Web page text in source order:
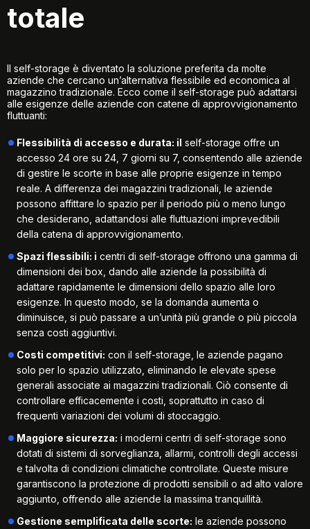
totale
Il self-storage è diventato la soluzione preferita da molte
aziende che cercano un’alternativa flessibile ed economica al
magazzino tradizionale. Ecco come il self-storage può adattarsi
alle esigenze delle aziende con catene di approvvigionamento
fluttuanti:
Flessibilità di accesso e durata: il self-storage offre un
accesso 24 ore su 24, 7 giorni su 7, consentendo alle aziende
di gestire le scorte in base alle proprie esigenze in tempo
reale. A differenza dei magazzini tradizionali, le aziende
possono affittare lo spazio per il periodo più o meno lungo
che desiderano, adattandosi alle fluttuazioni imprevedibili
della catena di approvvigionamento.
Spazi flessibili: i centri di self-storage offrono una gamma di
dimensioni dei box, dando alle aziende la possibilità di
adattare rapidamente le dimensioni dello spazio alle loro
esigenze. In questo modo, se la domanda aumenta o
diminuisce, si può passare a un’unità più grande o più piccola
senza costi aggiuntivi.
Costi competitivi: con il self-storage, le aziende pagano
solo per lo spazio utilizzato, eliminando le elevate spese
generali associate ai magazzini tradizionali. Ciò consente di
controllare efficacemente i costi, soprattutto in caso di
frequenti variazioni dei volumi di stoccaggio.
Maggiore sicurezza: i moderni centri di self-storage sono
dotati di sistemi di sorveglianza, allarmi, controlli degli accessi
e talvolta di condizioni climatiche controllate. Queste misure
garantiscono la protezione di prodotti sensibili o ad alto valore
aggiunto, offrendo alle aziende la massima tranquillità.
Gestione semplificata delle scorte: le aziende possono